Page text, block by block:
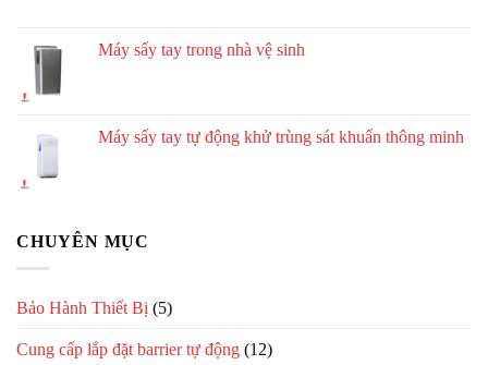
Máy sấy tay trong nhà vệ sinh
Máy sấy tay tự động khử trùng sát khuẩn thông minh
CHUYÊN MỤC
Bảo Hành Thiết Bị (5)
Cung cấp lắp đặt barrier tự động (12)